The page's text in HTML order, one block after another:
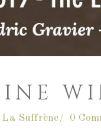
La Suffrène 0